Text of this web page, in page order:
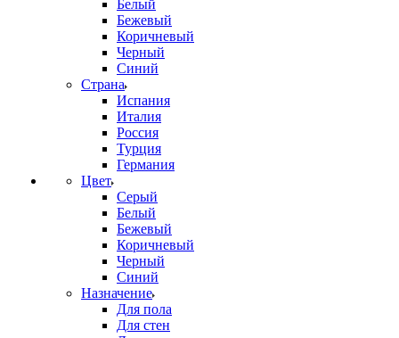
Белый
Бежевый
Коричневый
Черный
Синий
Страна
Испания
Италия
Россия
Турция
Германия
Цвет
Серый
Белый
Бежевый
Коричневый
Черный
Синий
Назначение
Для пола
Для стен